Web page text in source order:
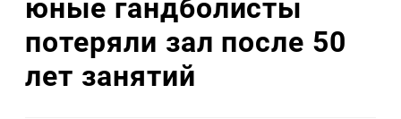
юные гандболисты
потеряли зал после 50
лет занятий